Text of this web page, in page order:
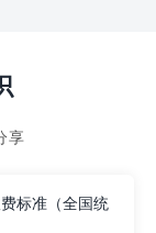
享
标准（全国统